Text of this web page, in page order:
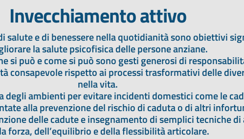
Invecchiamento attivo
salute e di benessere nella quotidianità sono obiettivi
la salute psicofisica delle persone anziane.
si può e come si può sono gesti generosi di
consapevole rispetto ai processi trasformativi delle
nella vita.
degli ambienti per evitare incidenti domestici come le
alla prevenzione del rischio di caduta o di altri
delle cadute e insegnamento di semplici tecniche
forza, dell’equilibrio e della flessibilità articolare.